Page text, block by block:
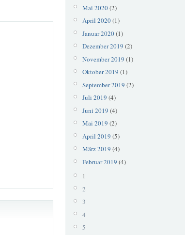
Mai 2020(2)
April 2020(1)
Januar 2020(1)
Dezember 2019 (2)
November 2019 (1)
Oktober 2019 (1)
September 2019 (2)
Juli 2019 (4)
Juni 2019 (4)
Mai 2019 (2)
April 2019 (5)
März 2019 (4)
Februar 2019 (4)
1
2
3
4
5